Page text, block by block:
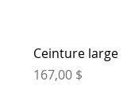
Ceinture large
Prix
167,00 $